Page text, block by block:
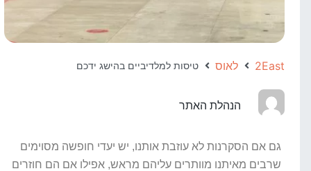
2East לאוס טיסות למלדיביים בהישג ידכם
הנהלת האתר
גם אם הסקרנות לא עוזבת אותנו, יש יעדי חופשה מסוימים
שרבים מאיתנו מוותרים עליהם מראש, אפילו אם הם חוזרים